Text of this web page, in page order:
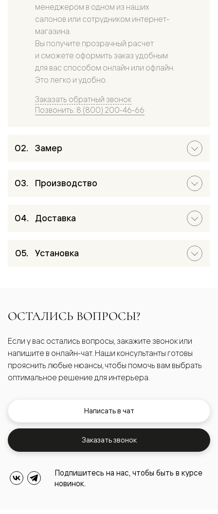
менеджером в одном из наших
салонов или сотрудником интернет-
магазина.
Вы получите прозрачный расчет
и сможете оформить заказ удобным
для вас способом онлайн или офлайн.
Это легко и удобно.
Заказать обратный звонок
Позвонить: 8 (800) 200-46-66
Замер
Производство
Доставка
Установка
ОСТАЛИСЬ ВОПРОСЫ?
Если у вас остались вопросы, закажите звонок или
напишите в онлайн-чат. Наши консультанты готовы
прояснить любые нюансы, чтобы помочь вам выбрать
оптимальное решение для интерьера.
Написать в чат
Заказать звонок
Подпишитесь на нас, чтобы быть в курсе
новинок.